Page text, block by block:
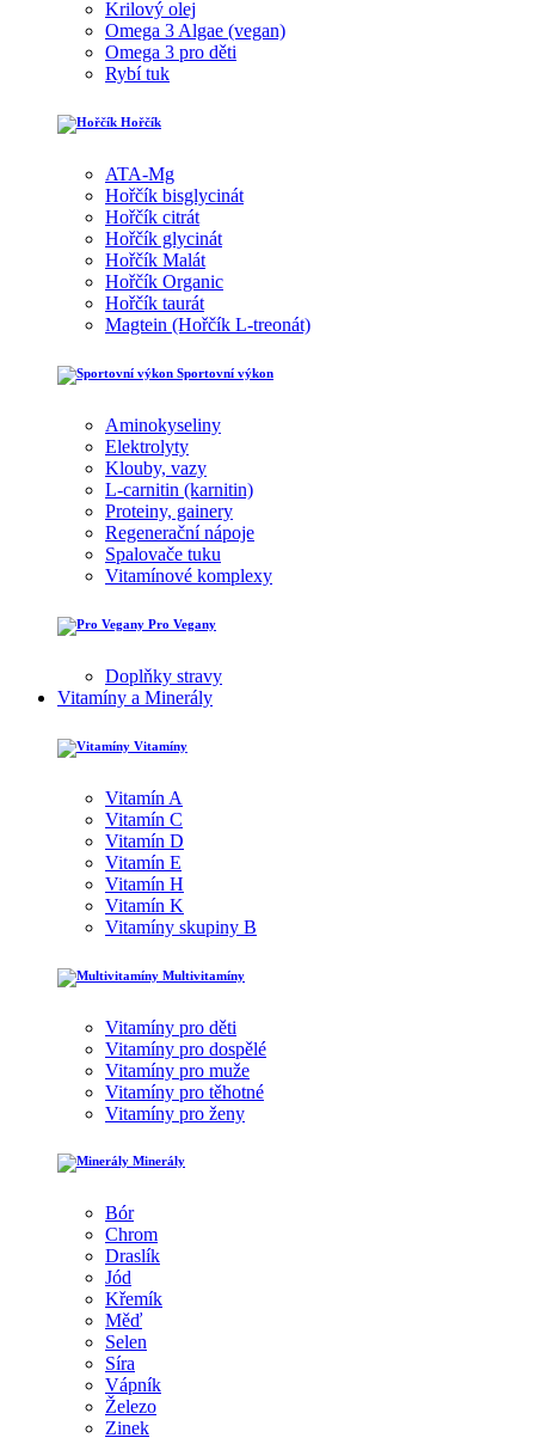
Krilový olej
Omega 3 Algae (vegan)
Omega 3 pro děti
Rybí tuk
Hořčík
ATA-Mg
Hořčík bisglycinát
Hořčík citrát
Hořčík glycinát
Hořčík Malát
Hořčík Organic
Hořčík taurát
Magtein (Hořčík L-treonát)
Sportovní výkon
Aminokyseliny
Elektrolyty
Klouby, vazy
L-carnitin (karnitin)
Proteiny, gainery
Regenerační nápoje
Spalovače tuku
Vitamínové komplexy
Pro Vegany
Doplňky stravy
Vitamíny a Minerály
Vitamíny
Vitamín A
Vitamín C
Vitamín D
Vitamín E
Vitamín H
Vitamín K
Vitamíny skupiny B
Multivitamíny
Vitamíny pro děti
Vitamíny pro dospělé
Vitamíny pro muže
Vitamíny pro těhotné
Vitamíny pro ženy
Minerály
Bór
Chrom
Draslík
Jód
Křemík
Měď
Selen
Síra
Vápník
Železo
Zinek